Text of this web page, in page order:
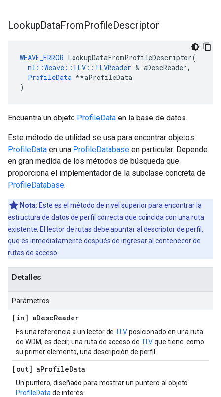
LookupDataFromProfileDescriptor
WEAVE_ERROR LookupDataFromProfileDescriptor(
nl::Weave::TLV::TLVReader & aDescReader,
ProfileData **aProfileData
)
Encuentra un objeto ProfileData en la base de datos.
Este método de utilidad se usa para encontrar objetos
ProfileData en una ProfileDatabase en particular. Depende
en gran medida de los métodos de búsqueda que
proporciona el implementador de la subclase concreta de
ProfileDatabase.
Nota: Este es el método de nivel superior para encontrar la
estructura de datos de perfil correcta que coincida con una ruta
existente. El lector de rutas debe apuntar al descriptor de perfil,
que es inmediatamente después de ingresar al contenedor de
rutas de acceso.
Detalles
Parámetros
[in] aDescReader
Es una referencia a un lector de TLVposicionado en una ruta
de WDM, es decir, una ruta de acceso de TLVque tiene, como
su primer elemento, una descripción de perfil.
[out] aProfileData
Un puntero, diseñado para mostrar un puntero al objeto
ProfileData de interés.